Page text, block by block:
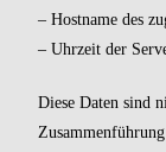
– Hostname des
– Uhrzeit der
Diese Daten sind